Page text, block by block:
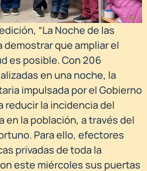
“La Noche de las
demostrar que ampliar el
es posible. Con 206
en una noche, la
impulsada por el Gobierno
reducir la incidencia del
en la población, a través del
Para ello, efectores
privadas de toda la
este miércoles sus puertas